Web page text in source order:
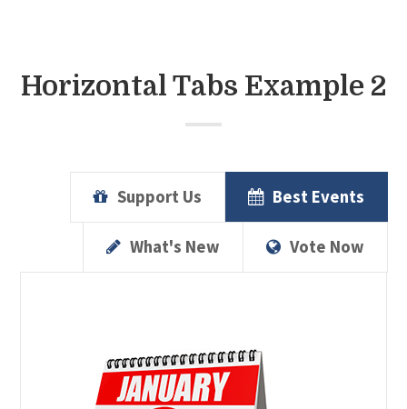
Horizontal Tabs Example 2
Best Events
Support Us
Vote Now
What's New